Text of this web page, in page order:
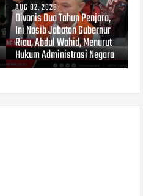
AUG 02, 2026
Divonis Dua Tahun Penjara,
Ini Nasib Jabatan Gubernur
Riau, Abdul Wahid, Menurut
Hukum Administrasi Negara